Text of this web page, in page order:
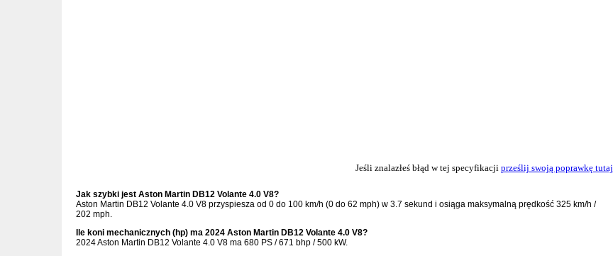
Jeśli znalazłeś błąd w tej specyfikacji prześlij swoją poprawkę tutaj
Jak szybki jest Aston Martin DB12 Volante 4.0 V8?
Aston Martin DB12 Volante 4.0 V8 przyspiesza od 0 do 100 km/h (0 do 62 mph) w 3.7 sekund i osiąga maksymalną prędkość 325 km/h /
202 mph.
Ile koni mechanicznych (hp) ma 2024 Aston Martin DB12 Volante 4.0 V8?
2024 Aston Martin DB12 Volante 4.0 V8 ma 680 PS / 671 bhp / 500 kW.